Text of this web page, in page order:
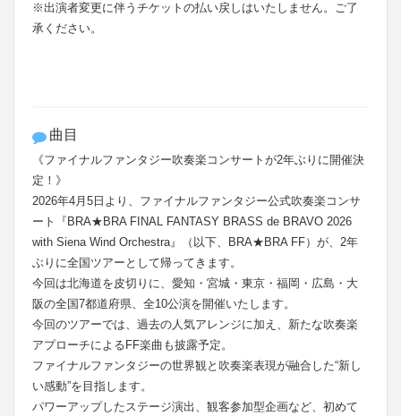
※出演者変更に伴うチケットの払い戻しはいたしません。ご了
承ください。
曲目
《ファイナルファンタジー吹奏楽コンサートが2年ぶりに開催決
定！》
2026年4月5日より、ファイナルファンタジー公式吹奏楽コンサ
ート『BRA★BRA FINAL FANTASY BRASS de BRAVO 2026
with Siena Wind Orchestra』（以下、BRA★BRA FF）が、2年
ぶりに全国ツアーとして帰ってきます。
今回は北海道を皮切りに、愛知・宮城・東京・福岡・広島・大
阪の全国7都道府県、全10公演を開催いたします。
今回のツアーでは、過去の人気アレンジに加え、新たな吹奏楽
アプローチによるFF楽曲も披露予定。
ファイナルファンタジーの世界観と吹奏楽表現が融合した“新し
い感動”を目指します。
パワーアップしたステージ演出、観客参加型企画など、初めて